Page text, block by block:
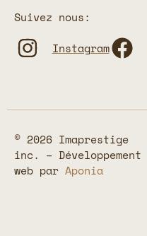
Suivez nous:
Instagram
© 2026 Imaprestige
inc. – Développement
web par Aponia